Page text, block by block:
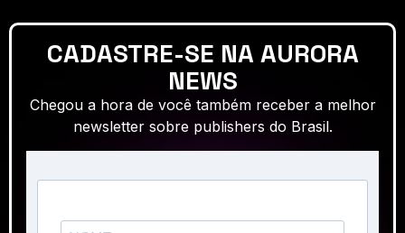
CADASTRE-SE NA AURORA
NEWS
Chegou a hora de você também receber a melhor
newsletter sobre publishers do Brasil.